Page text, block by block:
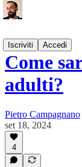
Iscriviti
Accedi
Come
adulti?
Pietro Campagnano
set 18, 2024
4